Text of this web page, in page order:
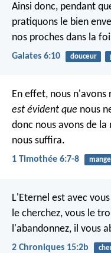
Ainsi donc, pendant
pratiquons le bien
nos proches dans la
Galates 6:10 douceur
En effet, nous
est évident que nous
donc nous avons de
nous suffira.
1 Timothée 6:7-8
L'Eternel est avec
le cherchez, vous le
l'abandonnez, il vous
2 Chroniques 15:2b